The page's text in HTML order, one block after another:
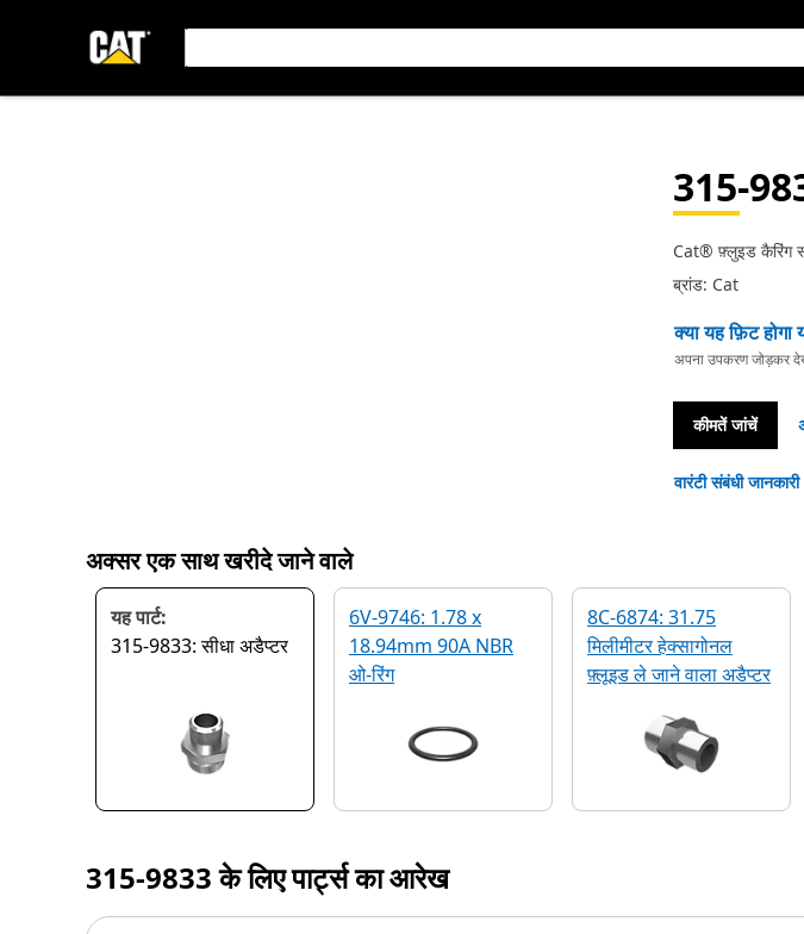
315-
Cat® फ़्लुइड कैरिंग
ब्रांड: Cat
क्या यह फ़िट होगा
अपना उपकरण जोड़कर देखें
कीमतें जांचें
वारंटी संबंधी जानकारी
अक्सर एक साथ खरीदे जाने वाले
यह पार्ट:
315-9833: सीधा अडैप्टर
6V-9746: 1.78 x
18.94mm 90A NBR
ओ-रिंग
8C-6874: 31.75
मिलीमीटर हेक्सागोनल
फ़्लूइड ले जाने वाला अडैप्टर
315-9833के लिए पार्ट्स का आरेख